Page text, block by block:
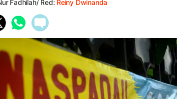
Fadhilah/ Red: Reiny Dwinanda